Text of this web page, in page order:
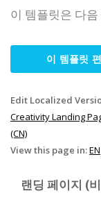
이 템플릿은 다
이 템플릿
Edit Localized
Creativity Landing
(CN)
View this page in:EN
랜딩 페이지 (